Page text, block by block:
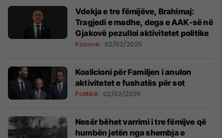
Vdekja e tre fëmijëve, Brahimaj:
Tragjedi e madhe, dega e AAK-së në
Gjakovë pezulloi aktivitetet politike
Kosovë 02/02/2025
Koalicioni për Familjen i anulon
aktivitetet e fushatës për sot
Politikë 02/02/2025
Nesër bëhet varrimi i tre fëmijve që
humbën jetën nga shembja e